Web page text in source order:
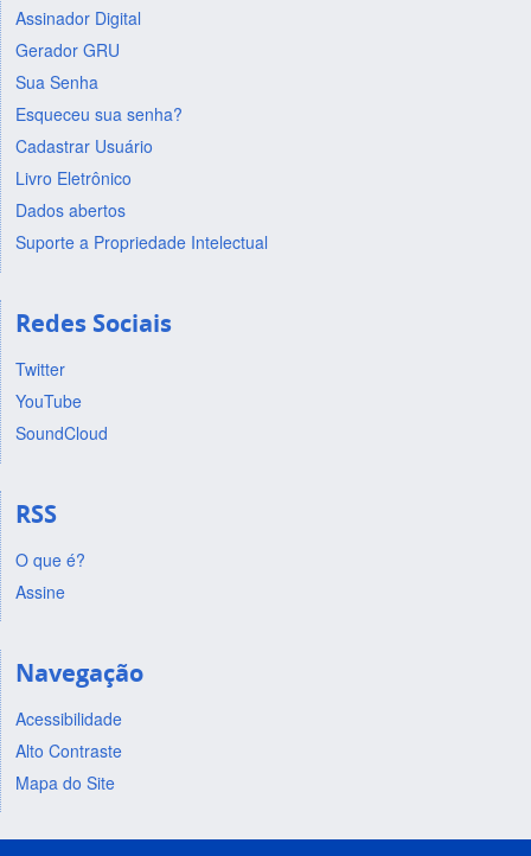
Assinador Digital
Gerador GRU
Sua Senha
Esqueceu sua senha?
Cadastrar Usuário
Livro Eletrônico
Dados abertos
Suporte a Propriedade Intelectual
Redes Sociais
Twitter
YouTube
SoundCloud
RSS
O que é?
Assine
Navegação
Acessibilidade
Alto Contraste
Mapa do Site